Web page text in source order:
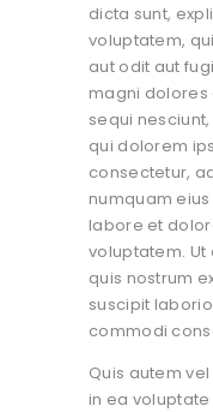
dicta sunt,
voluptatem,
aut odit aut
magni dolores
sequi
qui dolorem
consectetur,
numquam
labore et
voluptatem. Ut
quis nostrum
suscipit
commodi
Quis autem
in ea